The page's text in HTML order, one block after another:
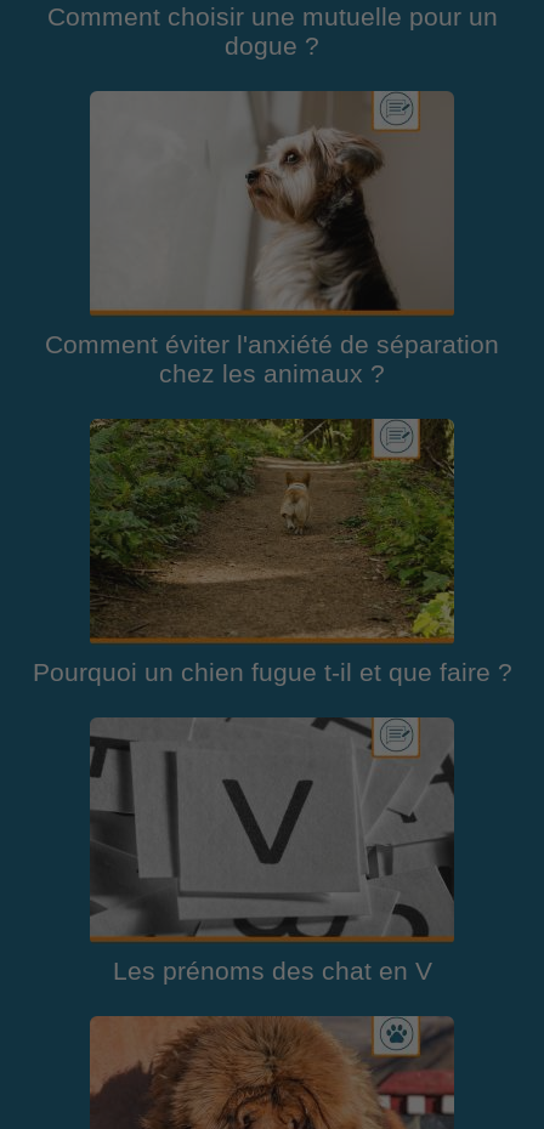
Comment choisir une mutuelle pour un
dogue ?
Comment éviter l'anxiété de séparation
chez les animaux ?
Pourquoi un chien fugue t-il et que faire ?
Les prénoms des chat en V